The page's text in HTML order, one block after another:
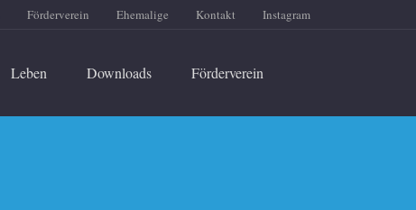
Förderverein Ehemalige Kontakt Instagram
Leben Downloads Förderverein